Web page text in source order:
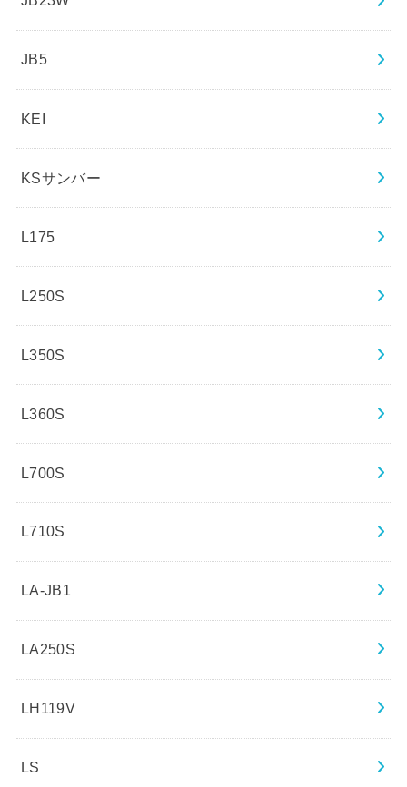
JB5
KEI
KSサンバー
L175
L250S
L350S
L360S
L700S
L710S
LA-JB1
LA250S
LH119V
LS